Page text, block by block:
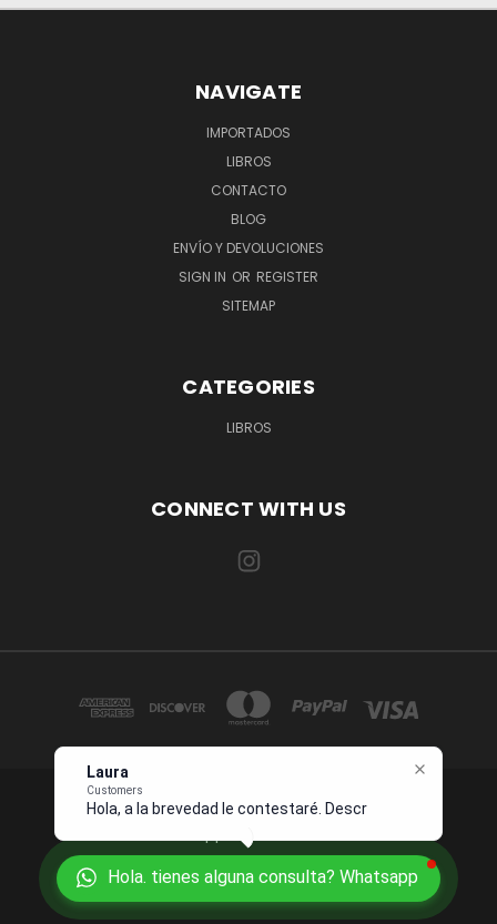
Hola. tienes alguna consulta? Whatsapp
Customers
Hola, a la brevedad le contestaré.
Describame
NAVIGATE
IMPORTADOS
LIBROS
CONTACTO
BLOG
ENVÍO Y DEVOLUCIONES
SIGN IN OR REGISTER
SITEMAP
CATEGORIES
LIBROS
CONNECT WITH US
1234 OCEAN DRIVE SUITE 567 MIAMI, FL 33139 USA
© 2026 Juanpebooks